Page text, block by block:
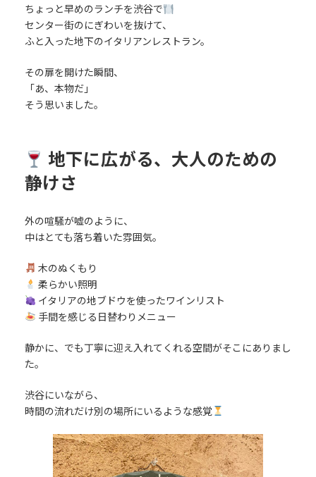
ちょっと早めのランチを渋谷で
センター街のにぎわいを抜けて、
ふと入った地下のイタリアンレストラン。
その扉を開けた瞬間、
「あ、本物だ」
そう思いました。
地下に広がる、大人のための
静けさ
外の喧騒が嘘のように、
中はとても落ち着いた雰囲気。
木のぬくもり
柔らかい照明
イタリアの地ブドウを使ったワインリスト
手間を感じる日替わりメニュー
静かに、でも丁寧に迎え入れてくれる空間がそこにありまし
た。
渋谷にいながら、
時間の流れだけ別の場所にいるような感覚